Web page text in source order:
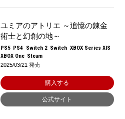
ユミアのアトリエ ～追憶の錬金
術士と幻創の地～
PS5 PS4 Switch 2 Switch XBOX Series X|S
XBOX One Steam
2025/03/21 発売
購入する
公式サイト